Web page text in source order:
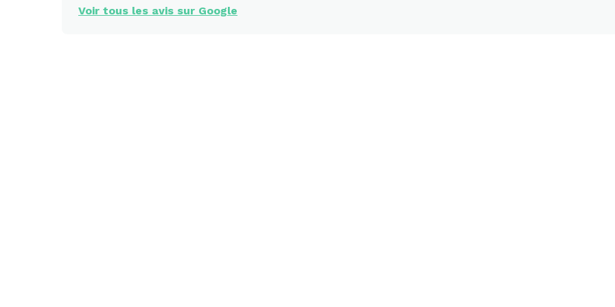
Voir tous les avis sur Google